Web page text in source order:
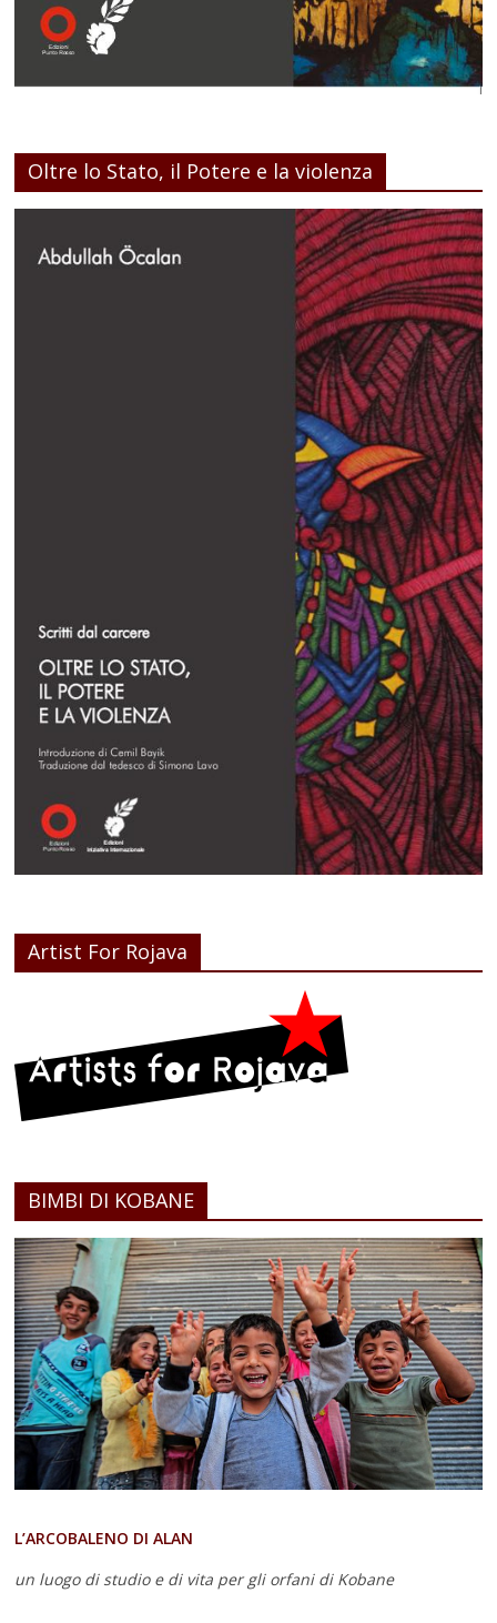
Oltre lo Stato, il Potere e la violenza
Artist For Rojava
BIMBI DI KOBANE
L’ARCOBALENO DI ALAN
un luogo di studio e di vita per gli orfani di Kobane